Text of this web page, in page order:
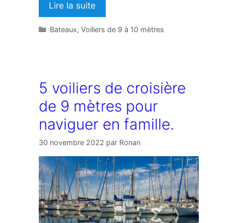
Lire la suite
Catégories
Bateaux, Voiliers de 9 à 10 mètres
5 voiliers de croisière
de 9 mètres pour
naviguer en famille.
30 novembre 2022 par Ronan